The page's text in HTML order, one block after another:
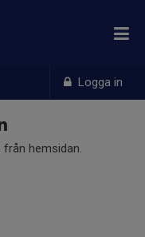
Logga in
hemsidan.